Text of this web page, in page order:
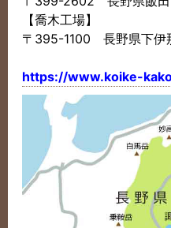
【喬木工場】
〒395-1100 長野県下伊
https://www.koike-